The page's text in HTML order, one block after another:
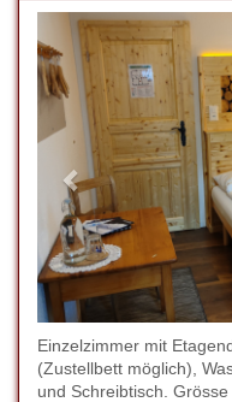
Previous
Einzelzimmer mit
(Zustellbett möglich),
und Schreibtisch.